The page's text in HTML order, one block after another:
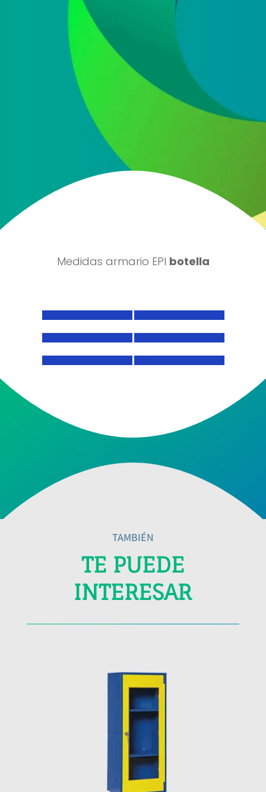
He leído y acepto lapolítica de protección de
Acepto recibir información comercial sobre las ofertas
y promociones de nuestra empresa (NET QUINTOS, S.L.)
relacionadas con nuestro sector en base a nuestra
política de protección de datos
Medidas armario EPI botella
TAMBIÉN
TE PUEDE
INTERESAR